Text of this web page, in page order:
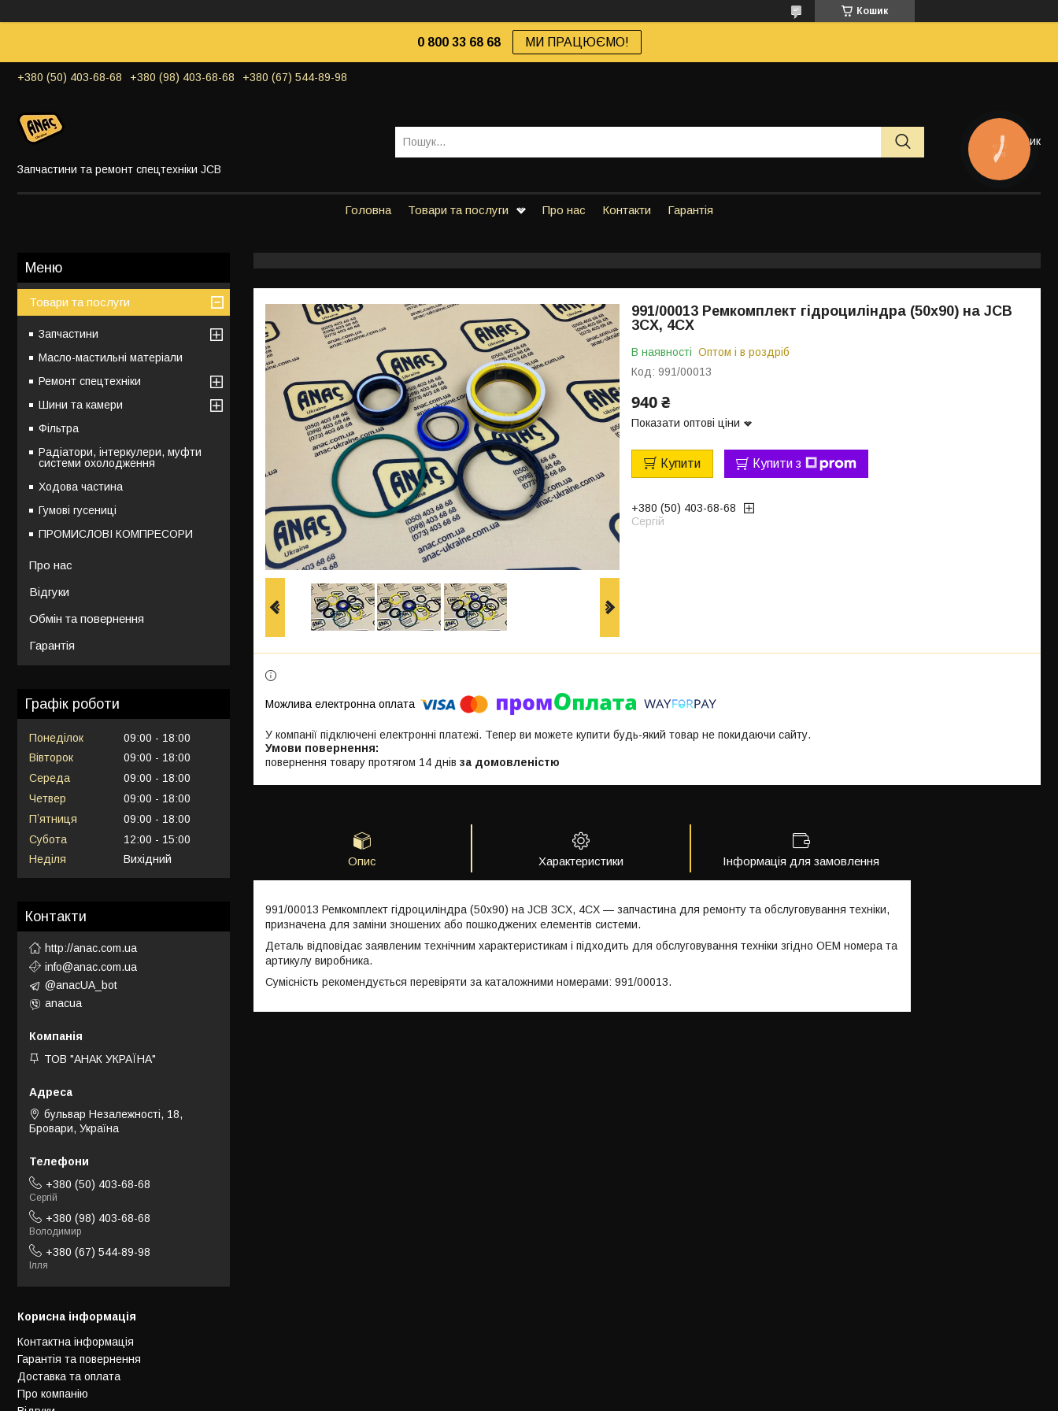
Кошик
0 800 33 68 68 МИ ПРАЦЮЄМО!
+380 (50) 403-68-68 +380 (98) 403-68-68 +380 (67) 544-89-98
Запчастини та ремонт спецтехніки JCB
Кошик
Головна Товари та послуги Про нас Контакти Гарантія
991/00013 Ремкомплект гідроциліндра (50x90) на JCB
3CX, 4CX
В наявності Оптом і в роздріб
Код: 991/00013
940 ₴
Показати оптові ціни
Купити Купити з
+380 (50) 403-68-68
Сергій
У компанії підключені електронні платежі. Тепер ви можете купити будь-який товар не покидаючи сайту.
повернення товару протягом 14 днів за домовленістю
Опис Характеристики Інформація для замовлення
991/00013 Ремкомплект гідроциліндра (50x90) на JCB 3CX, 4CX — запчастина для ремонту та обслуговування техніки,
призначена для заміни зношених або пошкоджених елементів системи.
Деталь відповідає заявленим технічним характеристикам і підходить для обслуговування техніки згідно OEM номера та
артикулу виробника.
Сумісність рекомендується перевіряти за каталожними номерами: 991/00013.
Товари та послуги
Запчастини
Масло-мастильні матеріали
Ремонт спецтехніки
Шини та камери
Фільтра
Радіатори, інтеркулери, муфти
системи охолодження
Ходова частина
Гумові гусениці
ПРОМИСЛОВІ КОМПРЕСОРИ
Про нас
Відгуки
Обмін та повернення
Гарантія
Графік роботи
Понеділок 09:00
18:00
Вівторок
09:00
18:00
Середа
09:00
18:00
Четвер
09:00
18:00
Пʼятниця
09:00
18:00
Субота
12:00
15:00
Неділя
Вихідний
Контакти
http://anac.com.ua
info@anac.com.ua
@anacUA_bot
anacua
ТОВ "АНАК УКРАЇНА"
бульвар Незалежності, 18,
Бровари, Україна
+380 (50) 403-68-68
Сергій
+380 (98) 403-68-68
Володимир
+380 (67) 544-89-98
Ілля
Корисна інформація
Контактна інформація
Гарантія та повернення
Доставка та оплата
Про компанію
КНОПКА
ЗВ'ЯЗКУ